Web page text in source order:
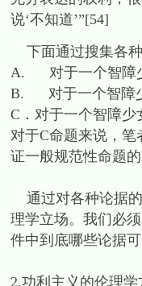
说‘不知道’”[54]
下面通过搜集各种
A. 对于一个智障少
B. 对于一个智障少
C．对于一个智障
对于C命题来说，笔
证一般规范性命题
通过对各种论据的
理学立场。我们必
件中到底哪些论据可
2.功利主义的伦理